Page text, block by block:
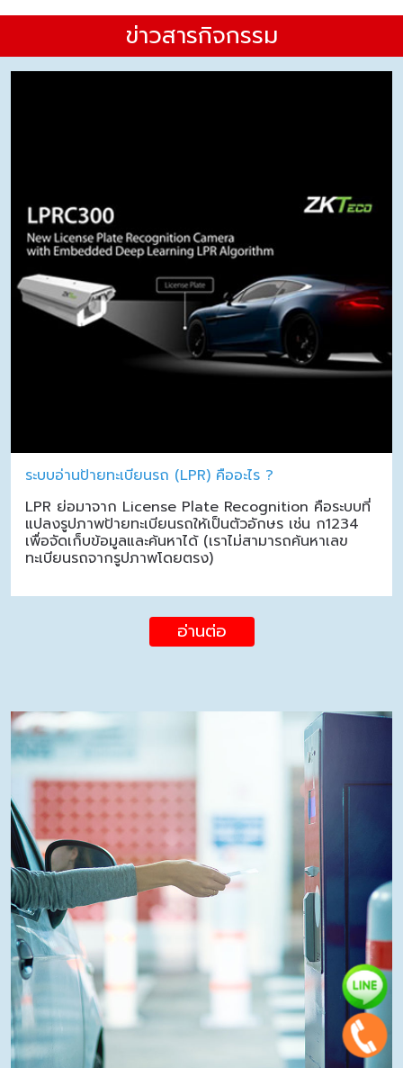
ข่าวสารกิจกรรม
ระบบอ่านป้ายทะเบียนรถ (LPR) คืออะไร ?
LPR ย่อมาจาก License Plate Recognition คือระบบที่
แปลงรูปภาพป้ายทะเบียนรถให้เป็นตัวอักษร เช่น ก1234
เพื่อจัดเก็บข้อมูลและค้นหาได้ (เราไม่สามารถค้นหาเลข
ทะเบียนรถจากรูปภาพโดยตรง)
อ่านต่อ